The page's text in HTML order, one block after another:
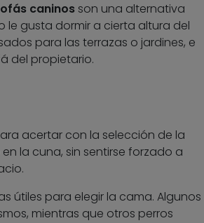
caninosson una alternativa
le gusta dormir a cierta altura del
para las terrazas o jardines, e
del propietario.
acertar con la selección de la
la cuna, sin sentirse forzado a
útiles para elegir la cama. Algunos
mientras que otros perros